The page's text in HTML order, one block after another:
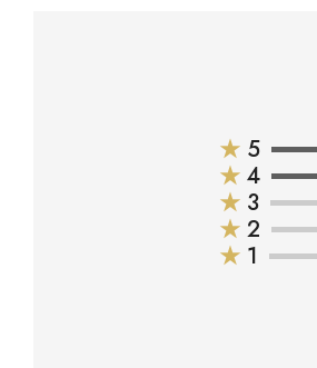
★ 5
★ 4
★ 3
★ 2
★ 1